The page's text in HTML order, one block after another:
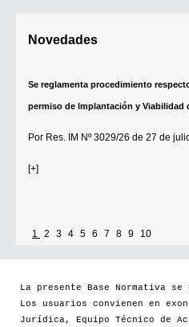
Novedades
Se reglamenta procedimiento
permiso de Implantación y Viabilidad
Por Res. IM Nº 3029/26 de 27 de
[+]
1 2 3 4 5 6 7 8 9 10
La presente Base Normativa
Los usuarios convienen en
Jurídica, Equipo Técnico de